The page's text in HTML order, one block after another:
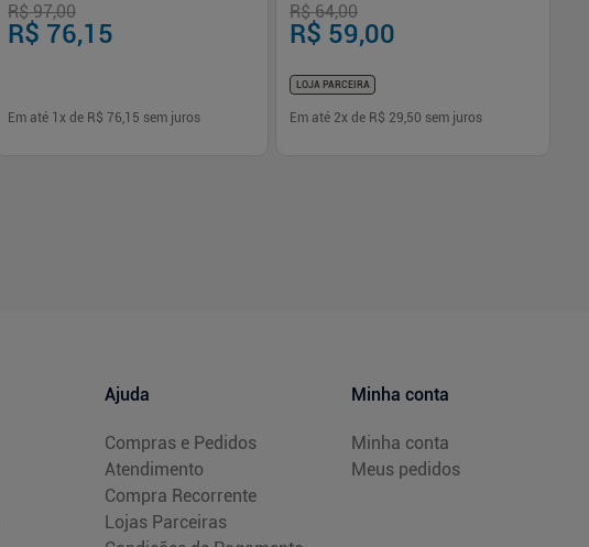
R$ 97,00
R$ 76,15
Em até 1 x de R$ 76,15 sem juros
R$ 64,00
R$ 59,00
LOJA PARCEIRA
Em até 2x de R$ 29,50 sem juros
Ajuda
Compras e Pedidos
Atendimento
Compra Recorrente
Lojas Parceiras
Minha conta
Minha conta
Meus pedidos